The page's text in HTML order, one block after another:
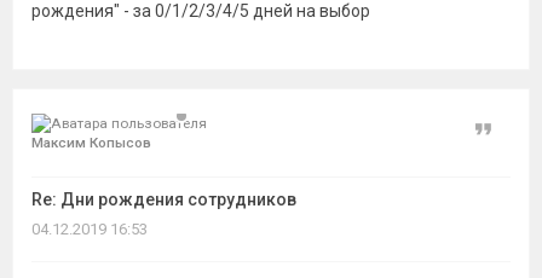
рождения" - за 0/1/2/3/4/5 дней на выбор
Максим Копысов
Re: Дни рождения сотрудников
Цитата
04.12.2019 16:53